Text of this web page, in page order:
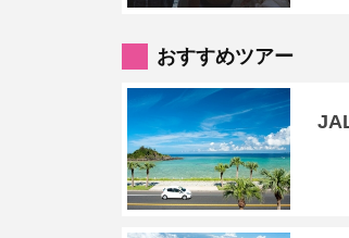
おすすめツアー